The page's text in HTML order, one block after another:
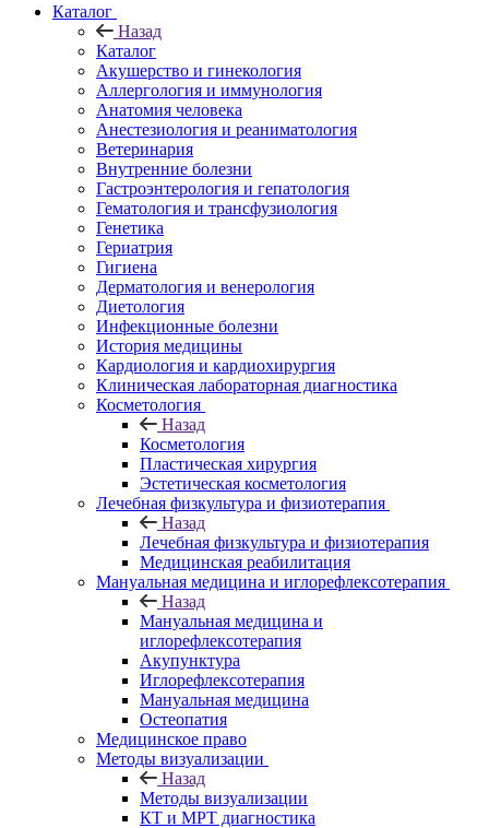
Каталог
Назад
Каталог
Акушерство и гинекология
Аллергология и иммунология
Анатомия человека
Анестезиология и реаниматология
Ветеринария
Внутренние болезни
Гастроэнтерология и гепатология
Гематология и трансфузиология
Генетика
Гериатрия
Гигиена
Дерматология и венерология
Диетология
Инфекционные болезни
История медицины
Кардиология и кардиохирургия
Клиническая лабораторная диагностика
Косметология
Назад
Косметология
Пластическая хирургия
Эстетическая косметология
Лечебная физкультура и физиотерапия
Назад
Лечебная физкультура и физиотерапия
Медицинская реабилитация
Мануальная медицина и иглорефлексотерапия
Назад
Мануальная медицина и
иглорефлексотерапия
Акупунктура
Иглорефлексотерапия
Мануальная медицина
Остеопатия
Медицинское право
Методы визуализации
Назад
Методы визуализации
КТ и МРТ диагностика